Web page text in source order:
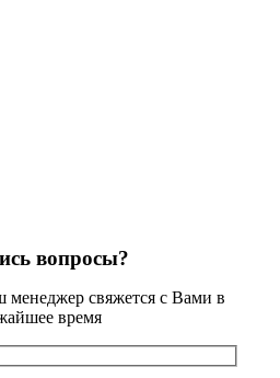
вопросы?
свяжется с Вами в
время